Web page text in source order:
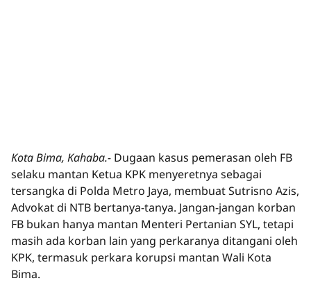
Kota Bima, Kahaba.- Dugaan kasus pemerasan oleh FB
selaku mantan Ketua KPK menyeretnya sebagai
tersangka di Polda Metro Jaya, membuat Sutrisno Azis,
Advokat di NTB bertanya-tanya. Jangan-jangan korban
FB bukan hanya mantan Menteri Pertanian SYL, tetapi
masih ada korban lain yang perkaranya ditangani oleh
KPK, termasuk perkara korupsi mantan Wali Kota
Bima.